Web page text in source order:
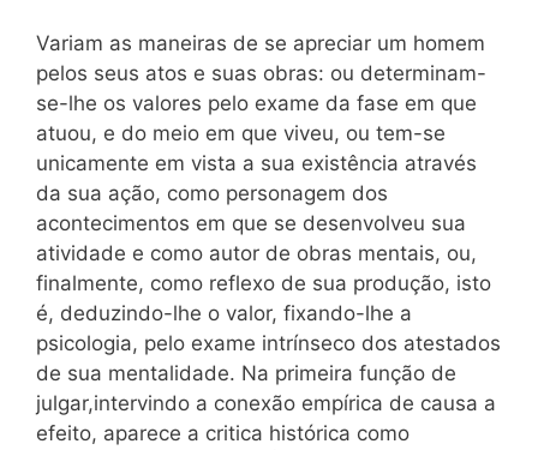
Variam as maneiras de se apreciar um homem
pelos seus atos e suas obras: ou determinam-
se-lhe os valores pelo exame da fase em que
atuou, e do meio em que viveu, ou tem-se
unicamente em vista a sua existência através
da sua ação, como personagem dos
acontecimentos em que se desenvolveu sua
atividade e como autor de obras mentais, ou,
finalmente, como reflexo de sua produção, isto
é, deduzindo-lhe o valor, fixando-lhe a
psicologia, pelo exame intrínseco dos atestados
de sua mentalidade. Na primeira função de
julgar,intervindo a conexão empírica de causa a
efeito, aparece a critica histórica como